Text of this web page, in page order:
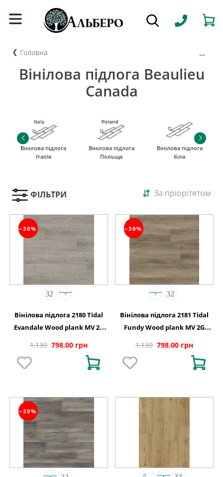
Головна ...
Вінілова підлога Beaulieu
Canada
Вінілова підлога
Італія
Вінілова підлога
Польща
Вінілова підлога
біла
ФІЛЬТРИ За пріорітетом
−30%
Вінілова підлога 2180 Tidal
Evandale Wood plank MV 2G
1,139 798.00 грн
−30%
Вінілова підлога 2181 Tidal
Fundy Wood plank MV 2G
1,139 798.00 грн
−30%